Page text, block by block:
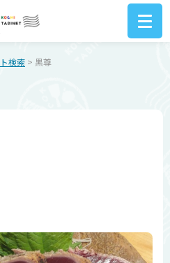
検索 > 黒尊